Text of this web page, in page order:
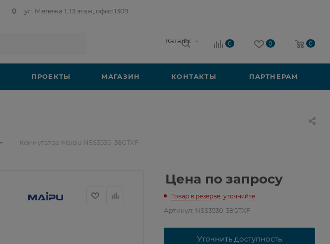
ул. Мележа 1, 13 этаж, офис 1309
Каталог 0 0 0
ПРОЕКТЫ МАГАЗИН КОНТАКТЫ ПАРТНЕРАМ
Коммутатор Maipu NSS3530-38GTXF
Цена по запросу
Товар в резерве, уточняйте
Артикул: NSS3530-38GTXF
Уточнить доступность